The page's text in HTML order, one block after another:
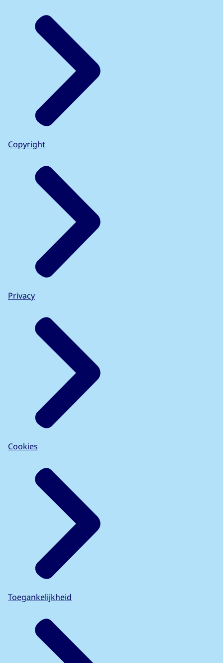
Copyright
Privacy
Cookies
Toegankelijkheid